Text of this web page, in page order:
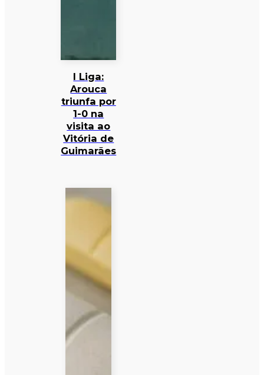
I Liga:
Arouca
triunfa por
1-0 na
visita ao
Vitória de
Guimarães